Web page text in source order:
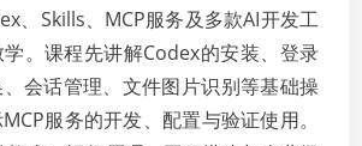
、Skills、MCP服务及多款AI开发工
。课程先讲解Codex的安装、登录
会话管理、文件图片识别等基础操
服务的开发、配置与验证使用。